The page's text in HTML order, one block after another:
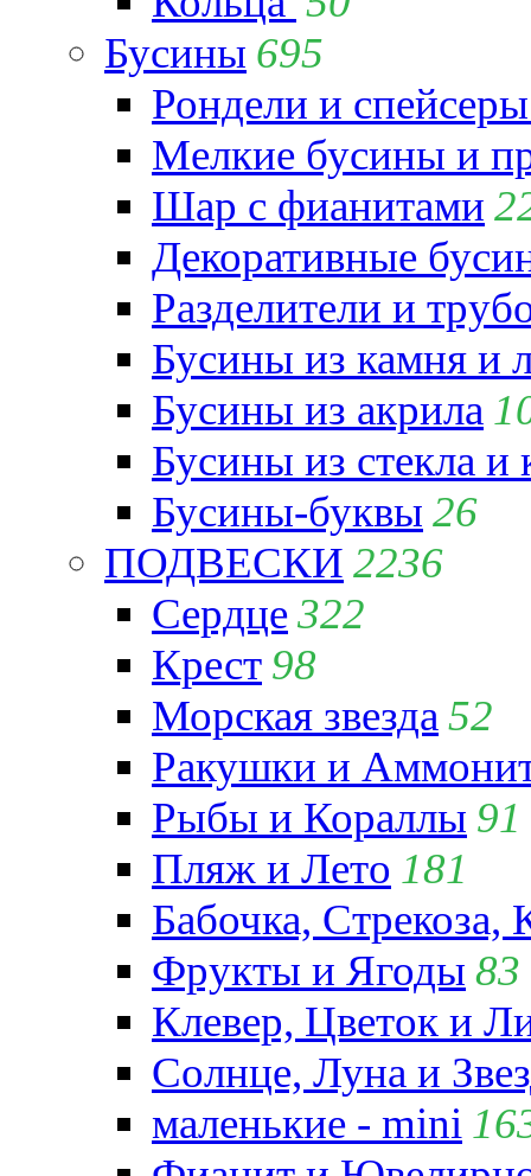
Бусины 695
Рондели и
Мелкие бусины и
Шар с фианитами
Декоративные
Разделители и
Бусины из камня и
Бусины из акрила
Бусины из стекла и
Бусины-буквы 26
ПОДВЕСКИ 2236
Сердце322
Крест 98
Морская звезда52
Ракушки и
Рыбы и Кораллы 91
Пляж и Лето 181
Бабочка,
Фрукты и Ягоды 83
Клевер, Цветок и
Солнце, Луна и
маленькие - mini